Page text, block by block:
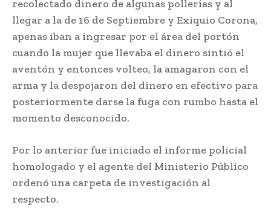
recolectado dinero de algunas pollerías y al
llegar a la de 16 de Septiembre y Exiquio Corona,
apenas iban a ingresar por el área del portón
cuando la mujer que llevaba el dinero sintió el
aventón y entonces volteo, la amagaron con el
arma y la despojaron del dinero en efectivo para
posteriormente darse la fuga con rumbo hasta el
momento desconocido.
Por lo anterior fue iniciado el informe policial
homologado y el agente del Ministerio Público
ordenó una carpeta de investigación al
respecto.